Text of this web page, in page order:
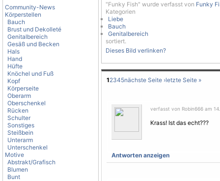
Community-News
Körperstellen
Bauch
Brust und Dekolleté
Genitalbereich
Gesäß und Becken
Hals
Hand
Hüfte
Knöchel und Fuß
Kopf
Körperseite
Oberarm
Oberschenkel
Rücken
Schulter
Sonstiges
Steißbein
Unterarm
Unterschenkel
Motive
Abstrakt/Grafisch
Blumen
Bunt
"Funky Fish" wurde verfasst von Funky
Kategorien
Liebe
Bauch
Genitalbereich
sortiert.
Dieses Bild verlinken?
12345nächste Seite ›letzte Seite »
verfasst von Robin666 am
Krass! Ist das echt???
Antworten anzeigen